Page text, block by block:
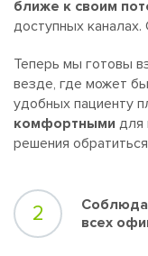
ближе к своим
доступных
Теперь мы готовы
везде, где может
удобных пациенту
комфортными для
решения
2
всех